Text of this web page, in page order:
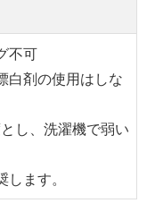
不可
白剤の使用はしな
し、洗濯機で弱い
ます。